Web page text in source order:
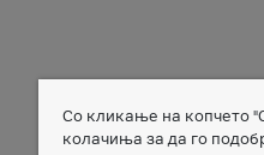
Member of
Со кликање на копчето
колачиња за да го